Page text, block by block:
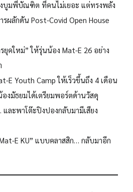
บูมพี่บัณฑิต ที่คนไม่เยอะ แต่ทรงพลัง
รผลักดัน Post-Covid Open House
ยุคใหม่” ให้รุ่นน้อง Mat-E 26 อย่าง
E Youth Camp ให้เร็วขึ้นถึง 4 เดือน
องมัธยมได้เตรียมพอร์ตด้านวัสดุ
ละพาโต๊ะปิงปองกลับมามีเสียง
E KU” แบบคลาสสิก… กลับมาอีก